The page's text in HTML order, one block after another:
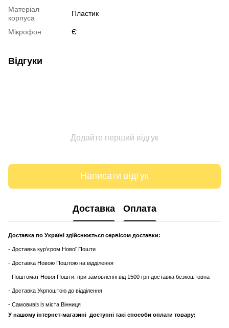
Матеріал
корпуса
Пластик
Мікрофон Є
Відгуки
Додайте перший відгук
Написати відгук
Доставка Оплата
Доставка по Україні здійснюється сервісом доставки:
- Доставка кур’єром Нової Пошти
- Доставка Новою Поштою на відділення
- Поштомат Нової Пошти: при замовленні від 1500 грн доставка безкоштовна
- Доставка Укрпоштою до відділення
- Самовивіз із міста Вінниця
У нашому інтернет-магазині доступні такі способи оплати товару: